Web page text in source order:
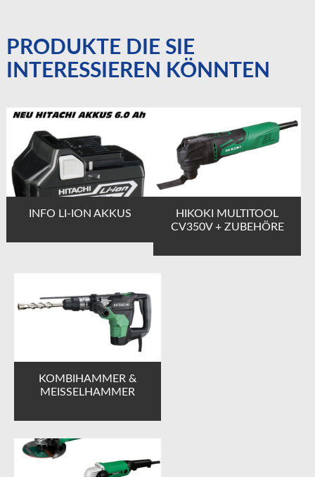
PRODUKTE DIE SIE
INTERESSIEREN KÖNNTEN
INFO LI-ION AKKUS
HIKOKI MULTITOOL
CV350V + ZUBEHÖRE
KOMBIHAMMER &
MEISSELHAMMER